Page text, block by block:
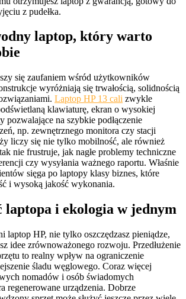
z pudełka.
laptop, który warto
się zaufaniem wśród użytkowników
wyróżniają się trwałością, solidnością
Laptop HP 13 cali zwykle
klawiaturę, ekran o wysokiej
pozwalające na szybkie podłączenie
np. zewnętrznego monitora czy stacji
liczy się nie tylko mobilność, ale również
nie frustruje, jak nagłe problemy techniczne
czy wysyłania ważnego raportu. Właśnie
sięga po laptopy klasy biznes, które
i wysoką jakość wykonania.
laptopa i ekologia w jednym
laptop HP, nie tylko oszczędzasz pieniądze,
idee zrównoważonego rozwoju. Przedłużenie
to realny wpływ na ograniczenie
śladu węglowego. Coraz więcej
nomadów i osób świadomych
regenerowane urządzenia. Dobrze